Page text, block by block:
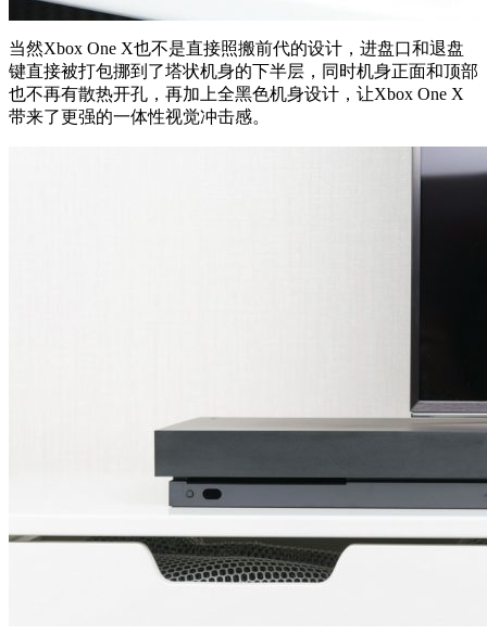
当然Xbox One X也不是直接照搬前代的设计，进盘口和退盘
键直接被打包挪到了塔状机身的下半层，同时机身正面和顶部
也不再有散热开孔，再加上全黑色机身设计，让Xbox One X
带来了更强的一体性视觉冲击感。